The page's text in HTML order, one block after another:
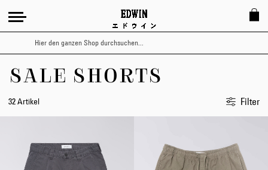
SALE SHORTS
Filter
32 Artikel